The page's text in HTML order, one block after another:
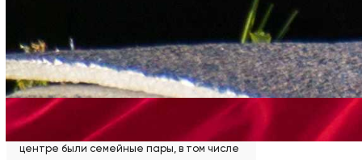
Садху во время «ГвоздиФеста». Как тогда я
стояла за семью и за детей, которые
родились, родятся, которые умерли, так и
сейчас. Есть семья, есть и продолжение
рода. Находясь в лодке, я любовалась
участниками. Меня так радовало, что в
центре были семейные пары, в том числе